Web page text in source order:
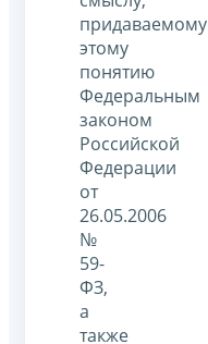
придаваемому
этому
понятию
Федеральным
законом
Российской
Федерации
от
26.05.2006
№
59-
ФЗ,
а
также